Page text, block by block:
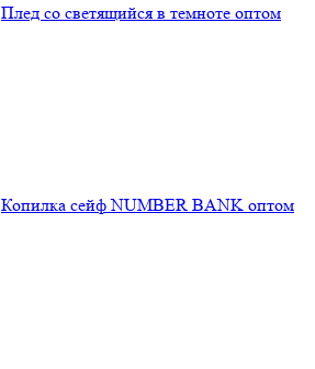
Плед со светящийся в темноте оптом
Копилка сейф NUMBER BANK оптом